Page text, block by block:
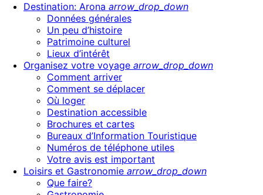
Destination: Arona arrow_drop_down
Données générales
Un peu d’histoire
Patrimoine culturel
Lieux d’intérêt
Organisez votre voyage arrow_drop_down
Comment arriver
Comment se déplacer
Où loger
Destination accessible
Brochures et cartes
Bureaux d’Information Touristique
Numéros de téléphone utiles
Votre avis est important
Loisirs et Gastronomie arrow_drop_down
Que faire?